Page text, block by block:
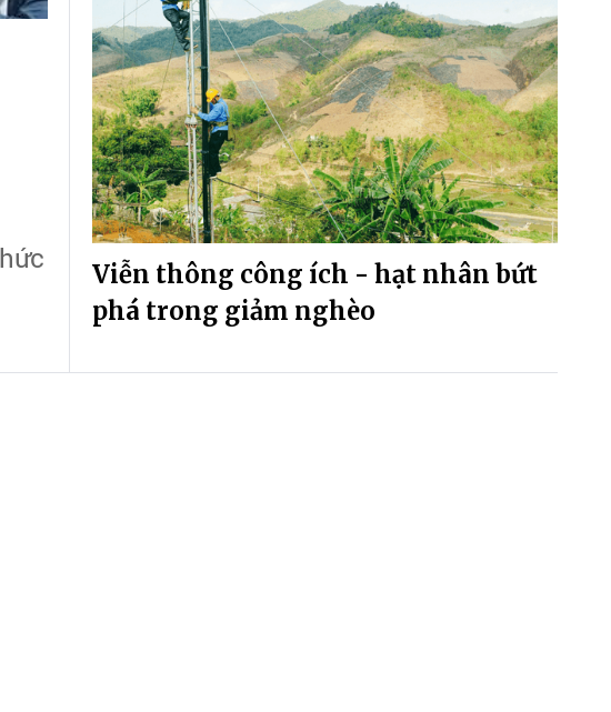
Viễn thông công ích - hạt nhân bứt
phá trong giảm nghèo